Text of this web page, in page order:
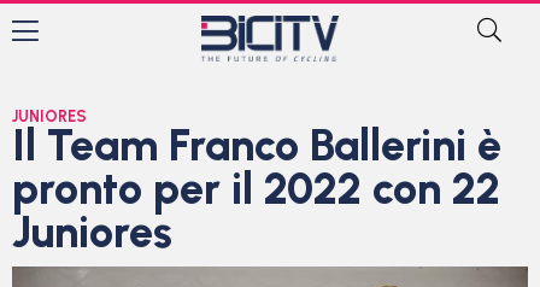
JUNIORES
Il Team Franco Ballerini è
pronto per il 2022 con 22
Juniores